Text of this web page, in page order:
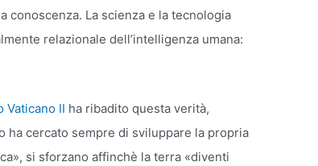
conoscenza. La scienza e la tecnologia
relazionale dell’intelligenza umana:
Vaticano II ha ribadito questa verità,
ha cercato sempre di sviluppare la propria
si sforzano affinchè la terra «diventi